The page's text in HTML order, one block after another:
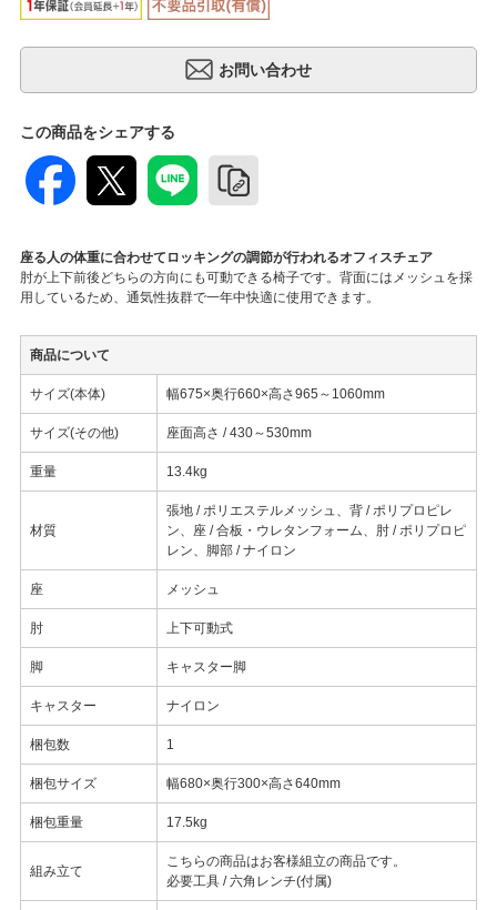
この商品をシェアする
座る人の体重に合わせてロッキングの調節が行われるオフィスチェア
肘が上下前後どちらの方向にも可動できる椅子です。背面にはメッシュを採
用しているため、通気性抜群で一年中快適に使用できます。
商品について
サイズ(本体) 幅675×奥行660×高さ965～1060mm
サイズ(その他) 座面高さ / 430～530mm
重量 13.4kg
材質
張地 / ポリエステルメッシュ、背 / ポリプロピレ
ン、座 / 合板・ウレタンフォーム、肘 / ポリプロピ
レン、脚部 / ナイロン
座 メッシュ
肘 上下可動式
脚 キャスター脚
キャスター ナイロン
梱包数 1
梱包サイズ 幅680×奥行300×高さ640mm
梱包重量 17.5kg
組み立て
こちらの商品はお客様組立の商品です。
必要工具 / 六角レンチ(付属)